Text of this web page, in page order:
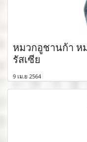
หมวกอูชานก้า ห
รัสเซีย
9 เม.ย 2564